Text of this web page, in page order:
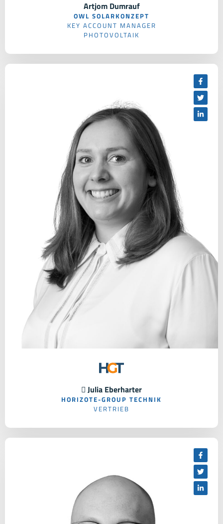
Artjom Dumrauf
OWL SOLARKONZEPT
KEY ACCOUNT MANAGER
PHOTOVOLTAIK
 Julia Eberharter
HORIZOTE-GROUP TECHNIK
VERTRIEB